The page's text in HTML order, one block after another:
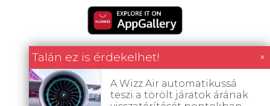
Talán ez is érdekelhet! ×
A Wizz Air automatikussá
teszi a törölt járatok árának
Minden tartalom jogvédett © 2026 Utazómajom.